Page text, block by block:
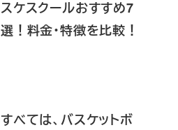
スケスクールおすすめ7
選！料金・特徴を比較！
すべては、バスケットボ